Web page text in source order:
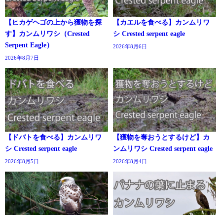
【ヒカゲヘゴの上から獲物を探
す】カンムリワシ（Crested
Serpent Eagle）
2026年8月7日
【カエルを食べる】カンムリワ
シ Crested serpent eagle
2026年8月6日
【ドバトを食べる】カンムリワ
シ Crested serpent eagle
2026年8月5日
【獲物を奪おうとするけど】カ
ンムリワシ Crested serpent eagle
2026年8月4日